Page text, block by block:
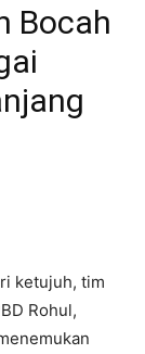
Bocah
ketujuh, tim
Rohul,